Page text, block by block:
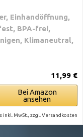
Einhandöffnung,
BPA-frei,
Klimaneutral,
11,99 €
Bei Amazon
ansehen
inkl. MwSt., zzgl. Versandkosten